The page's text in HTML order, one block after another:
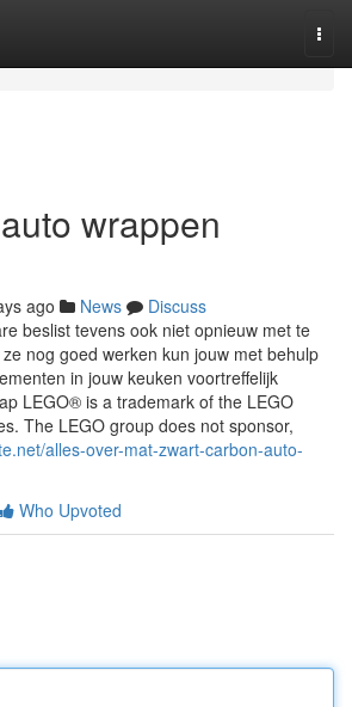
wrappen
ago News
Discuss
beslist tevens ook niet opnieuw met te
nog goed werken kun jouw met behulp
in jouw keuken voortreffelijk
LEGO® is a trademark of the LEGO
The LEGO group does not sponsor,
alles-over-mat-zwart-carbon-auto-
Who Upvoted